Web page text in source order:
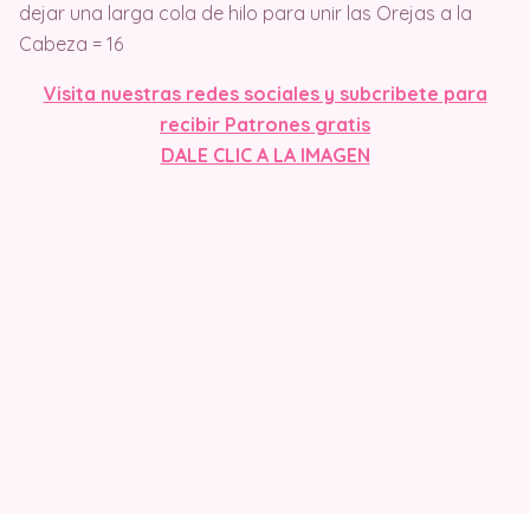
dejar una larga cola de hilo para unir las Orejas a la
Cabeza = 16
Visita nuestras redes sociales y subcribete para
recibir Patrones gratis
DALE CLIC A LA IMAGEN